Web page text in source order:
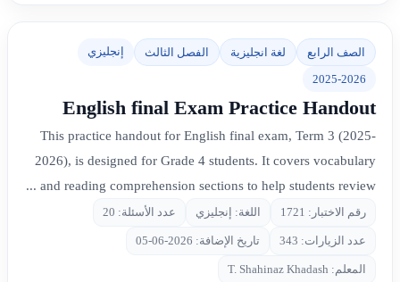
الصف الرابع لغة انجليزية الفصل الثالث إنجليزي
2025-2026
English final Exam Practice Handout
This practice handout for English final exam, Term 3 (2025-
2026), is designed for Grade 4 students. It covers vocabulary
and reading comprehension sections to help students review ...
رقم الاختبار: 1721 اللغة: إنجليزي عدد الأسئلة: 20
عدد الزيارات: 343 تاريخ الإضافة: 2026-06-05
المعلم: T. Shahinaz Khadash